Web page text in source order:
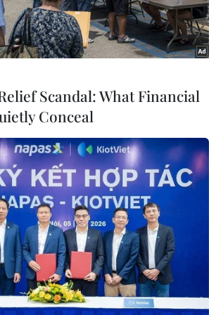
phòng Israel, ông Israel Katz. (Ảnh:
AFP/TTXVN)
of Israel” ngày 8/6, trong một
thức về việc ngừng bắn với
Quốc phòng Israel, ông Israel
đội nước này sẽ tiếp tục
Scandal: What Financial
Conceal